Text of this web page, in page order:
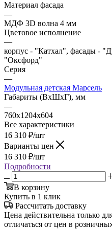
Материал фасада
—
МДФ 3D волна 4 мм
Цветовое исполнение
—
корпус - "Катхал", фасады -
"Оксфорд"
Серия
—
Модульная детская Марсель
Габариты (ВхШхГ), мм
—
760x1204x604
Все характеристики
16 310 ₽/шт
Варианты цен
16 310 ₽/шт
Подробности
В корзину
Купить в 1 клик
Рассчитать доставку
Цена действительна только
отличаться от цен в